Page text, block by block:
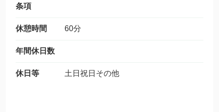
条項
休憩時間 60分
年間休日数
休日等 土日祝日その他